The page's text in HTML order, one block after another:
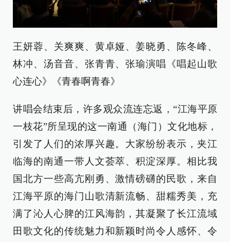
王妍蓉、关爽爽、黄卓娅、姜晓勇、陈冬峰、
林冲、汤音音、张青青、张瑜演唱《唱起山歌
心连心》《青春啊青春》
讲唱会结束后，许多观众流连忘返，“江海平原
一枝花”所呈现的这一南通（海门）文化地标，
引发了人们的浓厚兴趣。大家纷纷表示，夹江
临海的南通一带人文荟萃、积淀深厚。相比我
国北方一些高亢刚勇、激情磅礴的民歌，来自
江海平原的海门山歌清新流畅、甜糯秀美，充
满了沁人心脾的江风海韵，其凝聚了长江流域
田歌文化的传统魅力和新颖时尚令人感怀、令